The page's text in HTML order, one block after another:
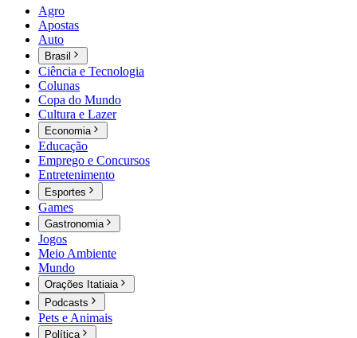
Agro
Apostas
Auto
Brasil
Ciência e Tecnologia
Colunas
Copa do Mundo
Cultura e Lazer
Economia
Educação
Emprego e Concursos
Entretenimento
Esportes
Games
Gastronomia
Jogos
Meio Ambiente
Mundo
Orações Itatiaia
Podcasts
Pets e Animais
Política